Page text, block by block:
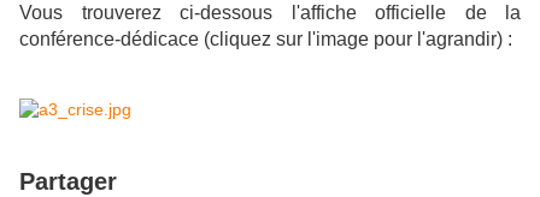
Vous trouverez ci-dessous l'affiche officielle de la
conférence-dédicace (cliquez sur l'image pour l'agrandir) :
Partager